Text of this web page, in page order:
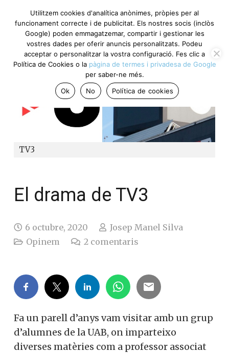
TV3
El drama de TV3
6 octubre, 2020
Josep Manel Silva
Opinem
2 comentaris
Fa un parell d’anys vam visitar amb un grup
d’alumnes de la UAB, on imparteixo
diverses matèries com a professor associat
Utilitzem cookies d'analítica anònimes, pròpies per al
funcionament correcte i de publicitat. Els nostres socis (inclòs
Google) poden emmagatzemar, compartir i gestionar les
vostres dades per oferir anuncis personalitzats. Podeu
acceptar o personalitzar la vostra configuració. Fes clic a
Política de Cookies o la pàgina de termes i privadesa de Google
per saber-ne més.
Ok
No Política de cookies